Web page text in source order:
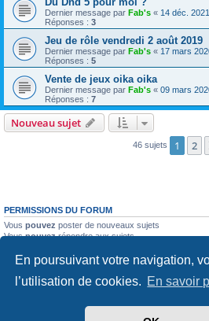
En poursuivant votre navigation,
l’utilisation de cookies. En savoir
Dernier message par Fab's « 14 déc.
Réponses : 3
Jeu de rôle vendredi 2 août 2019
Dernier message par Fab's « 17 mars
Réponses : 5
Vente de jeux oika oika
Dernier message par Fab's « 09 mars
Réponses : 7
Nouveau sujet
46 sujets 1 2
PERMISSIONS DU FORUM
Vous pouvez poster de nouveaux sujets
Vouspouvezrépondre aux sujets
Vousne pouvez passupprimer vos messages
ne pouvez pas joindre des fichiers